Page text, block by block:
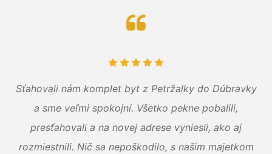
Sťahovali nám komplet byt z Petržalky do Dúbravky
a sme veľmi spokojní. Všetko pekne pobalili,
presťahovali a na novej adrese vyniesli, ako aj
rozmiestnili. Nič sa nepoškodilo, s našim majetkom